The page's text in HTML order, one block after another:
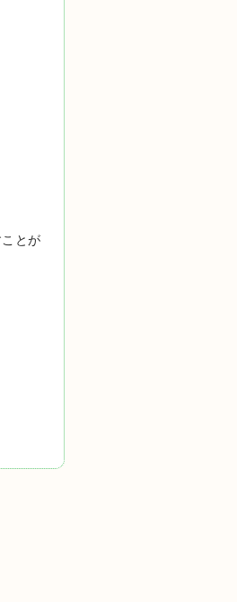
とが